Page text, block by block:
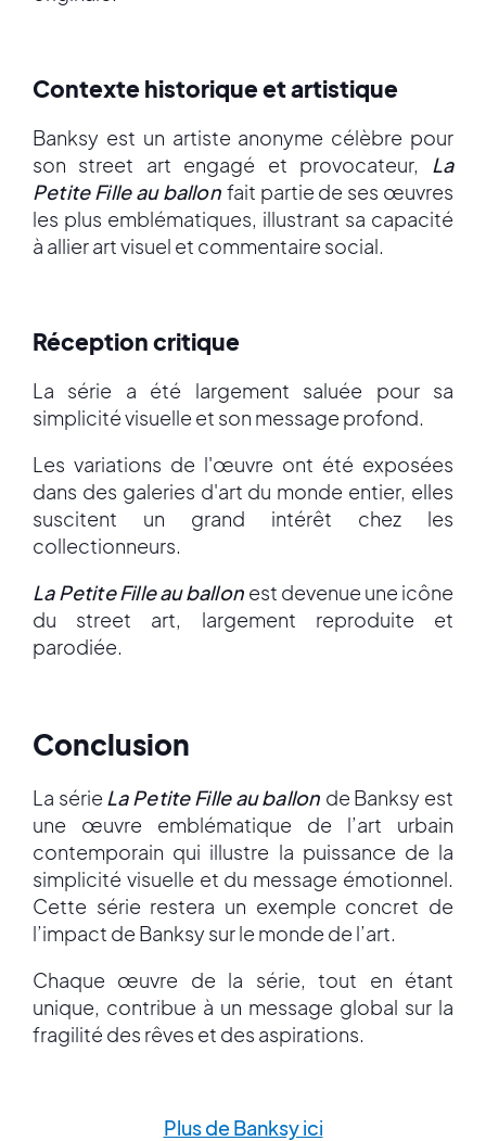
Contexte historique et artistique
Banksy est un artiste anonyme célèbre pour
son street art engagé et provocateur, La
Petite Fille au ballon fait partie de ses œuvres
les plus emblématiques, illustrant sa capacité
à allier art visuel et commentaire social.
Réception critique
La série a été largement saluée pour sa
simplicité visuelle et son message profond.
Les variations de l'œuvre ont été exposées
dans des galeries d'art du monde entier, elles
suscitent un grand intérêt chez les
collectionneurs.
La Petite Fille au ballon est devenue une icône
du street art, largement reproduite et
parodiée.
Conclusion
La série La Petite Fille au ballon de Banksy est
une œuvre emblématique de l’art urbain
contemporain qui illustre la puissance de la
simplicité visuelle et du message émotionnel.
Cette série restera un exemple concret de
l’impact de Banksy sur le monde de l’art.
Chaque œuvre de la série, tout en étant
unique, contribue à un message global sur la
fragilité des rêves et des aspirations.
Plus de Banksy ici